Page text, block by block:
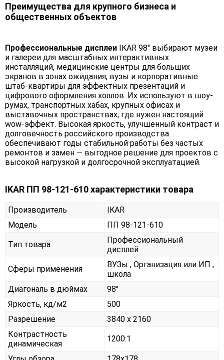
Преимущества для крупного бизнеса и
общественных объектов
Профессиональные дисплеи IKAR 98" выбирают музеи
и галереи для масштабных интерактивных
инсталляций, медицинские центры для больших
экранов в зонах ожидания, вузы и корпоративные
штаб-квартиры для эффектных презентаций и
цифрового оформления холлов. Их используют в шоу-
румах, транспортных хабах, крупных офисах и
выставочных пространствах, где нужен настоящий
wow-эффект. Высокая яркость, улучшенный контраст и
долговечность российского производства
обеспечивают годы стабильной работы без частых
ремонтов и замен — выгодное решение для проектов с
высокой нагрузкой и долгосрочной эксплуатацией.
IKAR ПП 98-121-610 характеристики товара
Производитель
IKAR
Модель
ПП 98-121-610
Тип товара
Профессиональный
дисплей
Сферы применения
ВУЗы , Организация или ИП ,
школа
Диагональ в дюймах
98"
Яркость, кд/м2
500
Разрешение
3840 x 2160
Контрастность
динамическая
1200:1